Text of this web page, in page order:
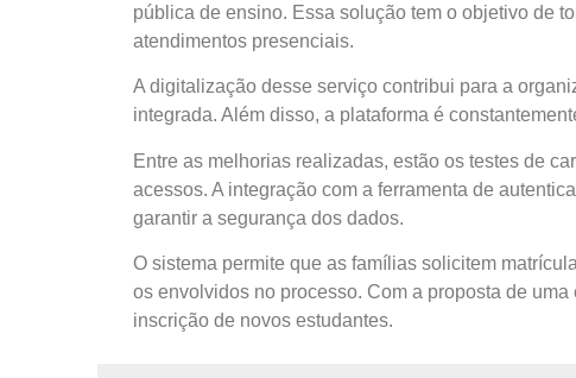
pública de ensino. Essa solução tem o objetivo de
atendimentos presenciais.
A digitalização desse serviço contribui para a
integrada. Além disso, a plataforma é
Entre as melhorias realizadas, estão os testes de
acessos. A integração com a ferramenta de
garantir a segurança dos dados.
O sistema permite que as famílias solicitem
os envolvidos no processo. Com a proposta de
inscrição de novos estudantes.